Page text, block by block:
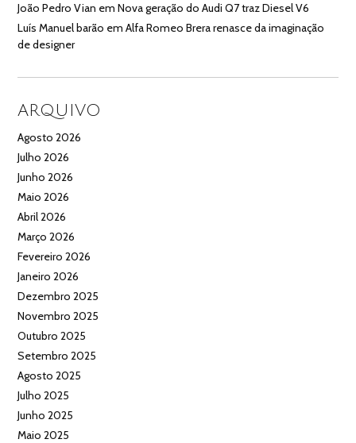
João Pedro Vian emNova geração do Audi Q7 traz Diesel V6
Luís Manuel barão emAlfa Romeo Brera renasce da imaginação
de designer
ARQUIVO
Agosto 2026
Julho 2026
Junho 2026
Maio 2026
Abril 2026
Março 2026
Fevereiro 2026
Janeiro 2026
Dezembro 2025
Novembro 2025
Outubro 2025
Setembro 2025
Agosto 2025
Julho 2025
Junho 2025
Maio 2025